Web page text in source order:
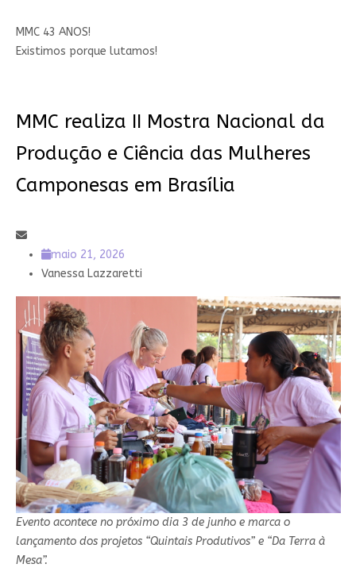
MMC 43 ANOS!
Existimos porque lutamos!
MMC realiza II Mostra Nacional da
Produção e Ciência das Mulheres
Camponesas em Brasília
maio 21, 2026
Vanessa Lazzaretti
Evento acontece no próximo dia 3 de junho e marca o
lançamento dos projetos “Quintais Produtivos” e “Da Terra à
Mesa”.